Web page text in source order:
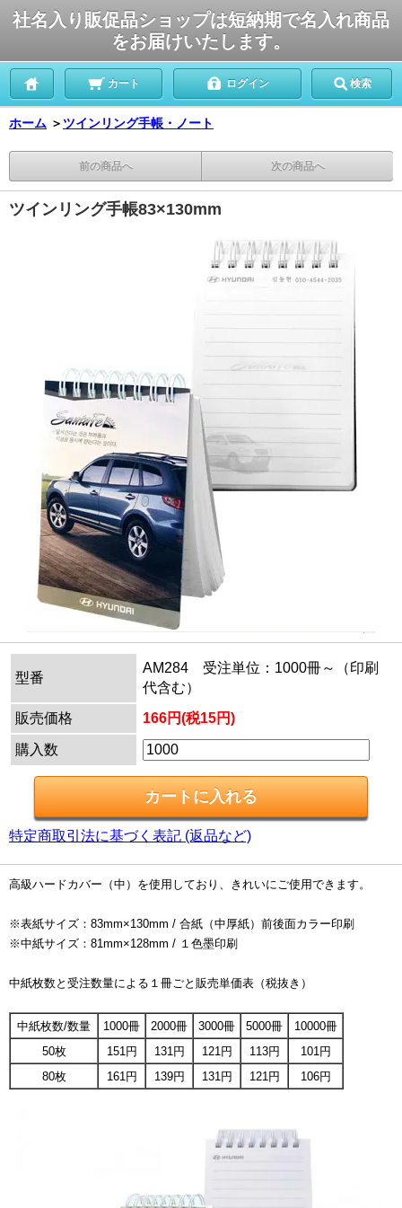
社名入り販促品ショップは短納期で名入れ商品
をお届けいたします。
カート ログイン 検索
ホーム ＞ ツインリング手帳・ノート
前の商品へ 次の商品へ
ツインリング手帳83×130mm
型番
AM284 受注単位：1000冊～（印刷
代含む）
販売価格
166円(税15円)
購入数
特定商取引法に基づく表記 (返品など)
高級ハードカバー（中）を使用しており、きれいにご使用できます。
※表紙サイズ：83mm×130mm / 合紙（中厚紙）前後面カラー印刷
※中紙サイズ：81mm×128mm / １色墨印刷
中紙枚数と受注数量による１冊ごと販売単価表（税抜き）
中紙枚数/数量 1000冊 2000冊 3000冊 5000冊
10000冊
50枚
151円 131円 121円 113円
101円
80枚
161円 139円 131円 121円 106円